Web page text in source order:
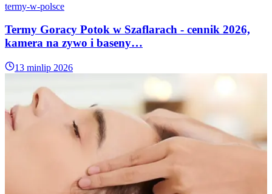
termy-w-polsce
Termy Goracy Potok w Szaflarach - cennik 2026,
kamera na zywo i baseny…
13 minlip 2026